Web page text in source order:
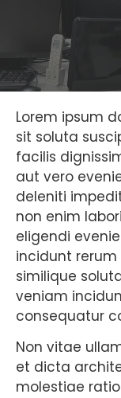
Lorem ipsum
sit soluta
facilis
aut vero
deleniti
non enim
eligendi
incidunt
similique
veniam
consequatur
Non vitae
et dicta
molestiae